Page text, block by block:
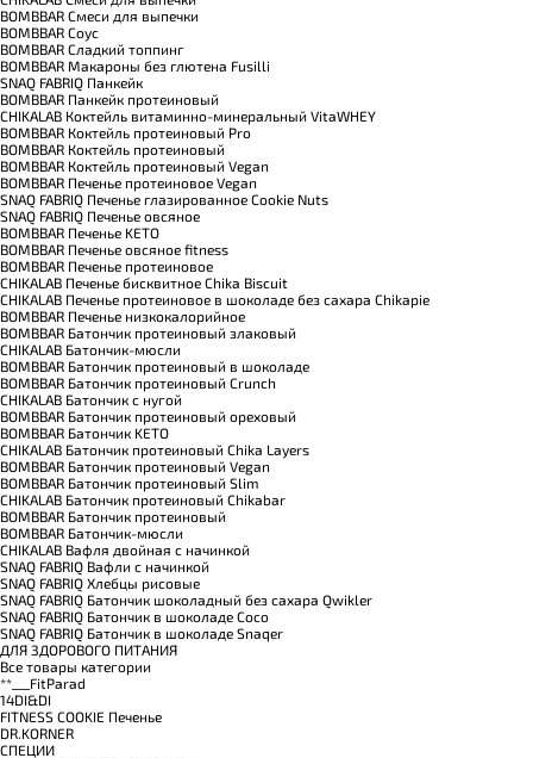
BOMBBAR Смеси для выпечки
BOMBBAR Соус
BOMBBAR Сладкий топпинг
BOMBBAR Макароны без глютена Fusilli
SNAQ FABRIQ Панкейк
BOMBBAR Панкейк протеиновый
CHIKALAB Коктейль витаминно-минеральный VitaWHEY
BOMBBAR Коктейль протеиновый Pro
BOMBBAR Коктейль протеиновый
BOMBBAR Коктейль протеиновый Vegan
BOMBBAR Печенье протеиновое Vegan
SNAQ FABRIQ Печенье глазированное Cookie Nuts
SNAQ FABRIQ Печенье овсяное
BOMBBAR Печенье KETO
BOMBBAR Печенье овсяное fitness
BOMBBAR Печенье протеиновое
CHIKALAB Печенье бисквитное Chika Biscuit
CHIKALAB Печенье протеиновое в шоколаде без сахара Chikapie
BOMBBAR Печенье низкокалорийное
BOMBBAR Батончик протеиновый злаковый
CHIKALAB Батончик-мюсли
BOMBBAR Батончик протеиновый в шоколаде
BOMBBAR Батончик протеиновый Crunch
CHIKALAB Батончик с нугой
BOMBBAR Батончик протеиновый ореховый
BOMBBAR Батончик KETO
CHIKALAB Батончик протеиновый Chika Layers
BOMBBAR Батончик протеиновый Vegan
BOMBBAR Батончик протеиновый Slim
CHIKALAB Батончик протеиновый Chikabar
BOMBBAR Батончик протеиновый
BOMBBAR Батончик-мюсли
CHIKALAB Вафля двойная с начинкой
SNAQ FABRIQ Вафли с начинкой
SNAQ FABRIQ Хлебцы рисовые
SNAQ FABRIQ Батончик шоколадный без сахара Qwikler
SNAQ FABRIQ Батончик в шоколаде Coco
SNAQ FABRIQ Батончик в шоколаде Snaqer
ДЛЯ ЗДОРОВОГО ПИТАНИЯ
Все товары категории
**___FitParad
14DI&DI
FITNESS COOKIE Печенье
DR.KORNER
СПЕЦИИ